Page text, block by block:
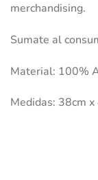
merchandising.
Sumate al
Material: 100%
Medidas: 38cm x